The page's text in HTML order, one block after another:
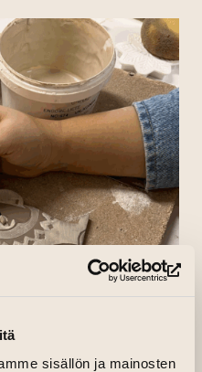
sisällön ja mainosten